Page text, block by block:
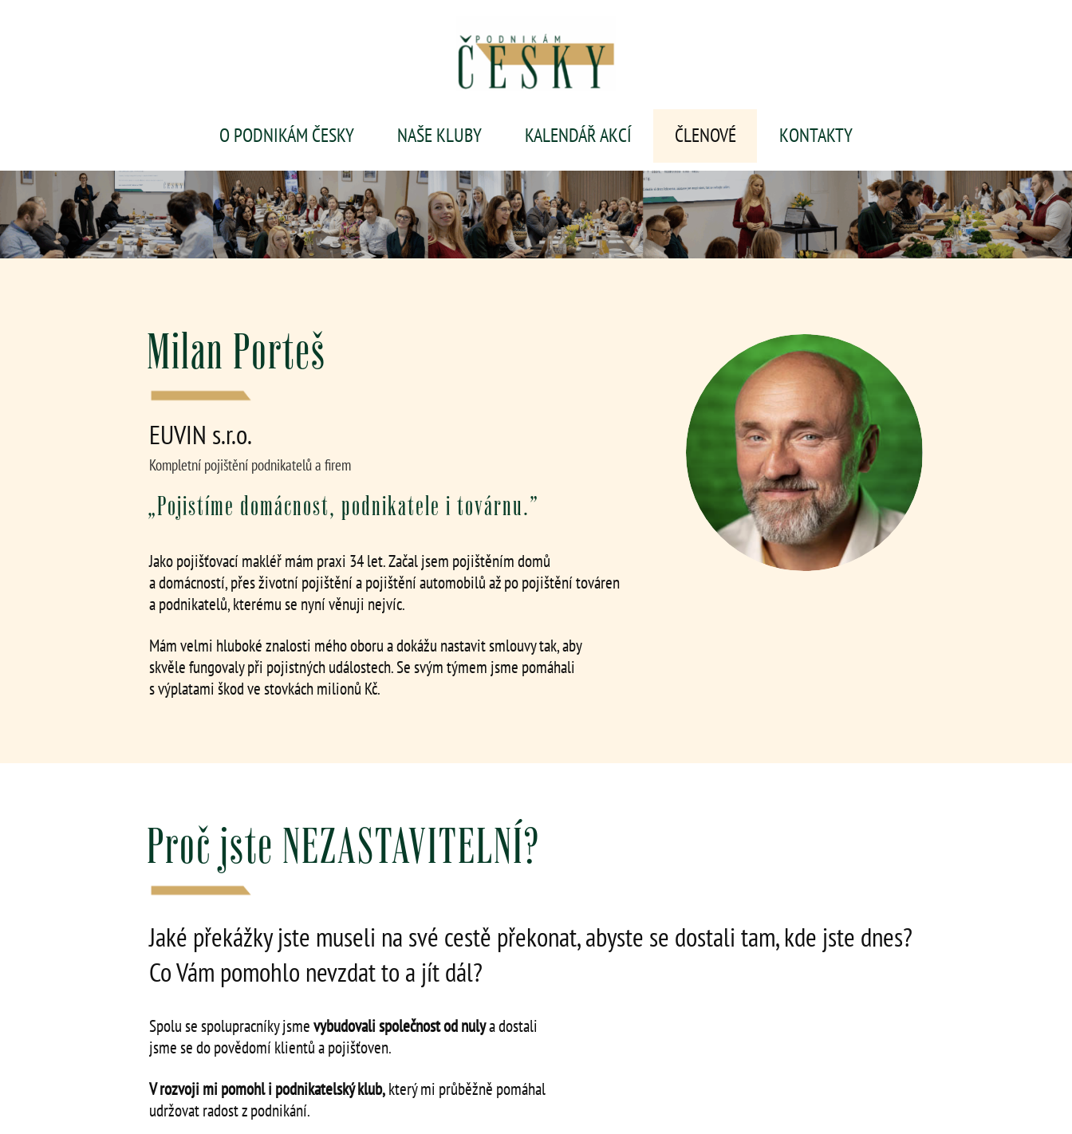
O PODNIKÁM ČESKY NAŠE KLUBY KALENDÁŘ AKCÍ ČLENOVÉ KONTAKTY
Milan Porteš
EUVIN s.r.o.
Kompletní pojištění podnikatelů a firem
„Pojistíme domácnost, podnikatele i továrnu.”
Jako pojišťovací makléř mám praxi 34 let. Začal jsem pojištěním domů
a domácností, přes životní pojištění a pojištění automobilů až po pojištění továren
a podnikatelů, kterému se nyní věnuji nejvíc.
Mám velmi hluboké znalosti mého oboru a dokážu nastavit smlouvy tak, aby
skvěle fungovaly při pojistných událostech. Se svým týmem jsme pomáhali
s výplatami škod ve stovkách milionů Kč.
Proč jste NEZASTAVITELNÍ?
Jaké překážky jste museli na své cestě překonat, abyste se dostali tam, kde jste dnes?
Co Vám pomohlo nevzdat to a jít dál?
Spolu se spolupracníky jsmevybudovali společnost od nulya dostali
jsme se do povědomí klientů a pojišťoven.
V rozvoji mi pomohl i podnikatelský klub,který mi průběžně pomáhal
udržovat radost z podnikání.